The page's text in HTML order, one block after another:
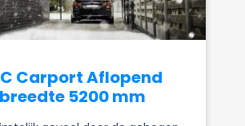
Carport Aflopend
5200 mm